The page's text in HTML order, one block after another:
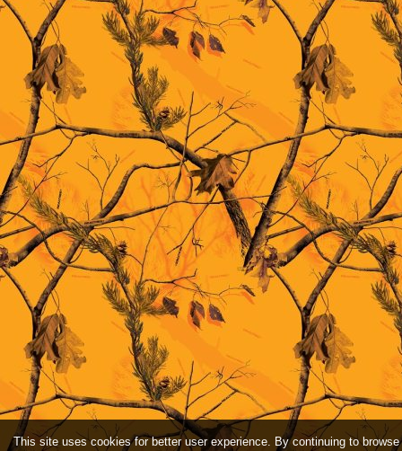
This site uses cookies for better user experience. By continuing to